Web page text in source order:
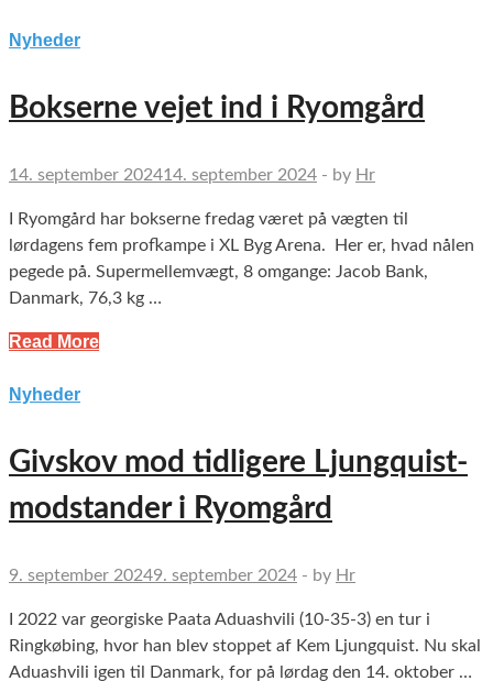
Nyheder
Bokserne vejet ind i Ryomgård
14. september 202414. september 2024 - by Hr
I Ryomgård har bokserne fredag været på vægten til
lørdagens fem profkampe i XL Byg Arena. Her er, hvad nålen
pegede på. Supermellemvægt, 8 omgange: Jacob Bank,
Danmark, 76,3 kg …
Read More
Nyheder
Givskov mod tidligere Ljungquist-
modstander i Ryomgård
9. september 20249. september 2024 - by Hr
I 2022 var georgiske Paata Aduashvili (10-35-3) en tur i
Ringkøbing, hvor han blev stoppet af Kem Ljungquist. Nu skal
Aduashvili igen til Danmark, for på lørdag den 14. oktober …